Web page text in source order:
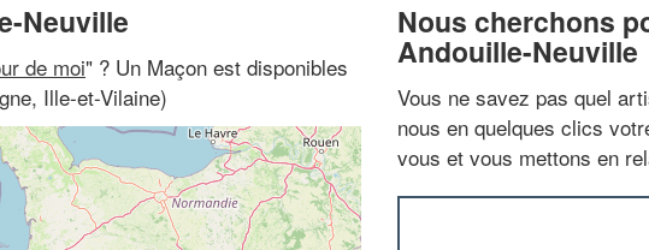
Neuville
de moi" ? Un Maçon est disponibles
Ille-et-Vilaine)
Nous cherchons
Andouille-Neuville
Vous ne savez pas quel
nous en quelques clics
vous et vous mettons en